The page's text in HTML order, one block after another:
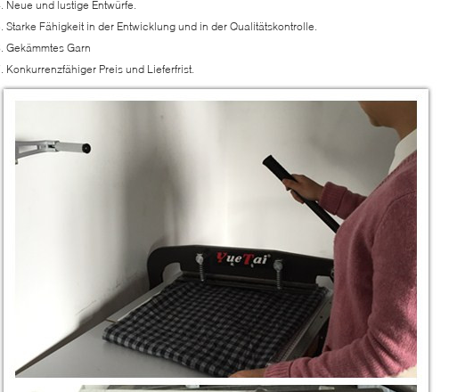
Neue und lustige Entwürfe.
Starke Fähigkeit in der Entwicklung und in der Qualitätskontrolle.
Gekämmtes Garn
Konkurrenzfähiger Preis und Lieferfrist.